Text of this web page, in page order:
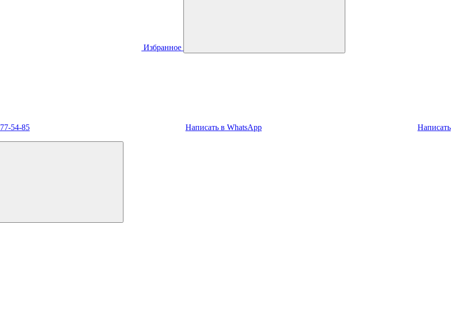
Избранное
54-85 Написать в WhatsApp Написать